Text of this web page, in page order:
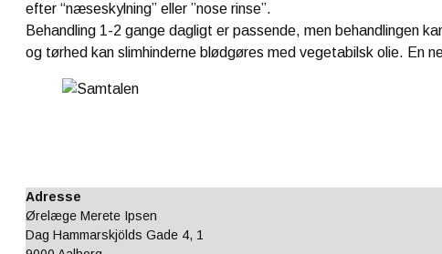
efter “næseskylning” eller ”nose rinse”.
Behandling 1-2 gange dagligt er passende, men behandlingen
og tørhed kan slimhinderne blødgøres med vegetabilsk olie. En
Adresse
Ørelæge Merete Ipsen
Dag Hammarskjölds Gade 4, 1